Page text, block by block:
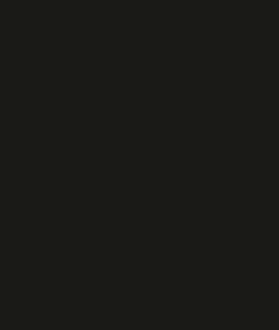
físico. Daí por diante,
observador técnico;
time profissional.
Carioca. Deixou o
proposta do Santos, que
No entanto, a passagem
14 vitórias, 10 empates